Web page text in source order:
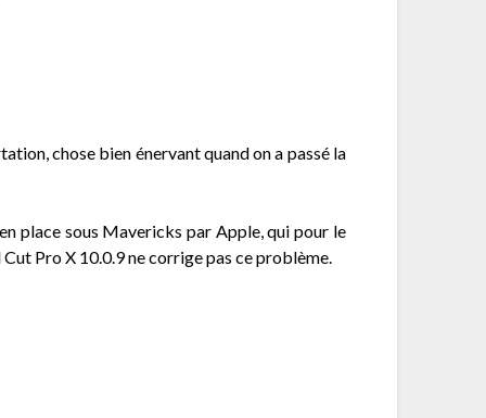
chose bien énervant quand on a passé la
place sous Mavericks par Apple, qui pour le
Pro X 10.0.9 ne corrige pas ce problème.